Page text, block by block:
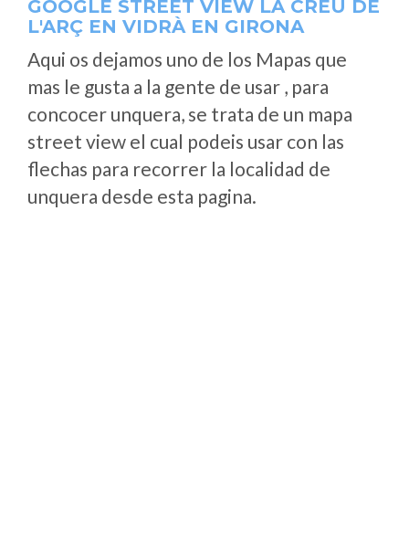
GOOGLE STREET VIEW LA CREU DE
L'ARÇ EN VIDRÀ EN GIRONA
Aqui os dejamos uno de los Mapas que
mas le gusta a la gente de usar , para
concocer unquera, se trata de un mapa
street view el cual podeis usar con las
flechas para recorrer la localidad de
unquera desde esta pagina.